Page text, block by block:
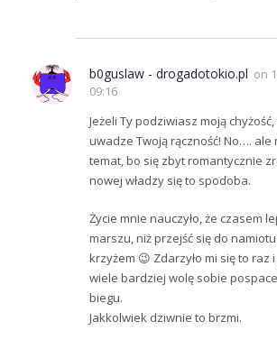
b0guslaw - drogadotokio.pl on
09:16
Jeżeli Ty podziwiasz moją
uwadze Twoją rączność! No…. ale
temat, bo się zbyt romantycznie
nowej władzy się to spodoba.
Życie mnie nauczyło, że czasem
marszu, niż przejść się do
krzyżem 😉 Zdarzyło mi się to raz
wiele bardziej wolę sobie
biegu.
Jakkolwiek dziwnie to brzmi.